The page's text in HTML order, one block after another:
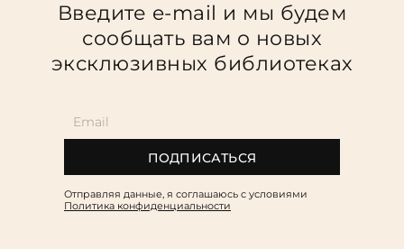
Введите e-mail и мы будем
сообщать вам о новых
эксклюзивных библиотеках
ПОДПИСАТЬСЯ
Отправляя данные, я соглашаюсь c условиями
Политика конфиденциальности